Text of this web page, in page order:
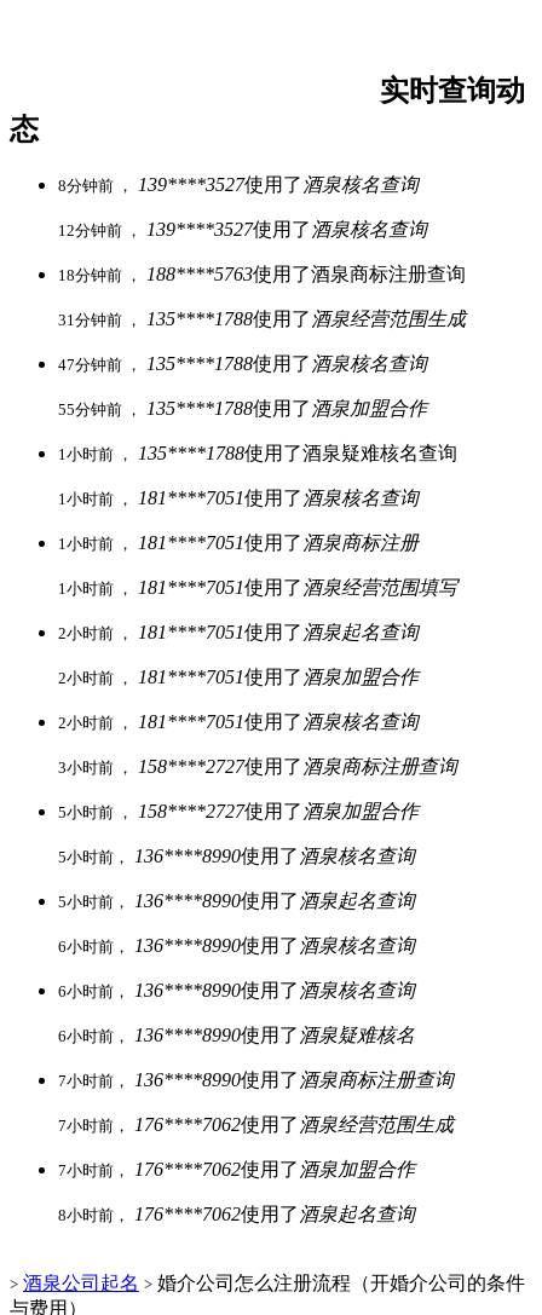
实时查询动
态
8分钟前 ， 139****3527使用了 酒泉核名查询
12分钟前 ， 139****3527使用了 酒泉核名查询
18分钟前 ， 188****5763使用了酒泉商标注册查询
31分钟前 ， 135****1788使用了 酒泉经营范围生成
47分钟前 ， 135****1788使用了 酒泉核名查询
55分钟前 ， 135****1788使用了 酒泉加盟合作
1小时前 ， 135****1788使用了酒泉疑难核名查询
1小时前 ， 181****7051使用了 酒泉核名查询
1小时前 ， 181****7051使用了 酒泉商标注册
1小时前 ， 181****7051使用了 酒泉经营范围填写
2小时前 ， 181****7051使用了 酒泉起名查询
2小时前 ， 181****7051使用了 酒泉加盟合作
2小时前 ， 181****7051使用了 酒泉核名查询
3小时前 ， 158****2727使用了 酒泉商标注册查询
5小时前 ， 158****2727使用了 酒泉加盟合作
5小时前， 136****8990使用了 酒泉核名查询
5小时前， 136****8990使用了 酒泉起名查询
6小时前， 136****8990使用了 酒泉核名查询
6小时前， 136****8990使用了 酒泉核名查询
6小时前， 136****8990使用了 酒泉疑难核名
7小时前， 136****8990使用了 酒泉商标注册查询
7小时前， 176****7062使用了 酒泉经营范围生成
7小时前， 176****7062使用了 酒泉加盟合作
8小时前， 176****7062使用了 酒泉起名查询
> 酒泉公司起名 > 婚介公司怎么注册流程（开婚介公司的条件
与费用）